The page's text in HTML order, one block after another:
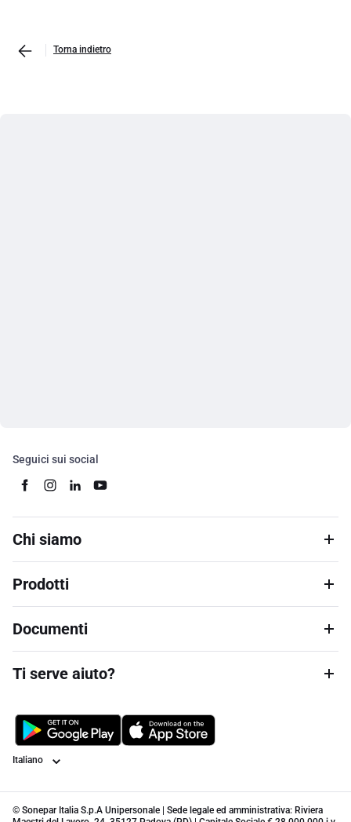
Torna indietro
Seguici sui social
Chi siamo
Prodotti
Documenti
Ti serve aiuto?
Lingua
© Sonepar Italia S.p.A Unipersonale | Sede legale ed amministrativa: Riviera